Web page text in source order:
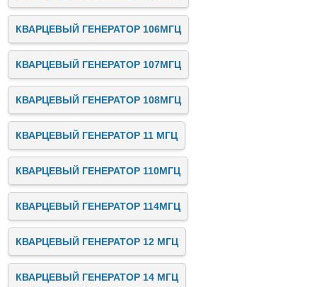
КВАРЦЕВЫЙ ГЕНЕРАТОР 106МГЦ
КВАРЦЕВЫЙ ГЕНЕРАТОР 107МГЦ
КВАРЦЕВЫЙ ГЕНЕРАТОР 108МГЦ
КВАРЦЕВЫЙ ГЕНЕРАТОР 11 МГЦ
КВАРЦЕВЫЙ ГЕНЕРАТОР 110МГЦ
КВАРЦЕВЫЙ ГЕНЕРАТОР 114МГЦ
КВАРЦЕВЫЙ ГЕНЕРАТОР 12 МГЦ
КВАРЦЕВЫЙ ГЕНЕРАТОР 14 МГЦ